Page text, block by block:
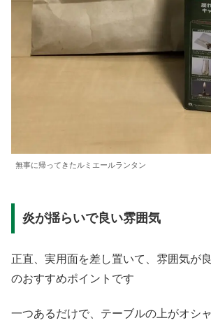
無事に帰ってきたルミエールランタン
炎が揺らいで良い雰囲気
正直、実用面を差し置いて、雰囲気が
のおすすめポイントです
一つあるだけで、テーブルの上がオシ